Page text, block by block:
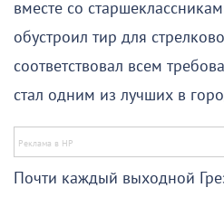
вместе со
обустроил тир для
соответствовал всем
стал одним из лучших в
Почти каждый выходной